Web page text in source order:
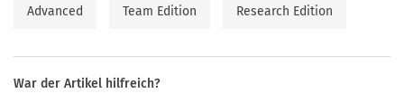
Advanced Team Edition Research Edition
War der Artikel hilfreich?